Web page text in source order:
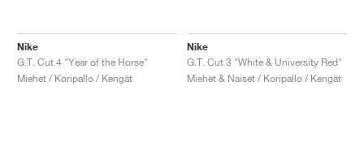
Nike
G.T. Cut 4 "Year of the Horse"
Miehet / Koripallo / Kengät
Nike
G.T. Cut 3 "White & University Red"
Miehet & Naiset / Koripallo / Kengät